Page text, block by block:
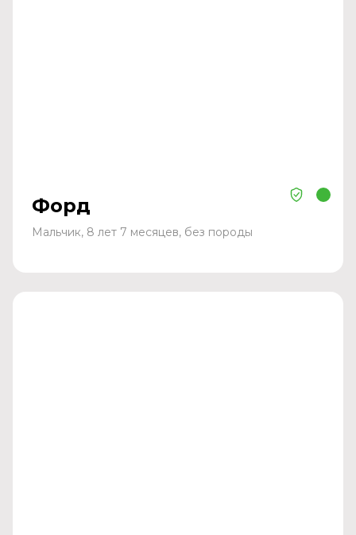
Форд
Мальчик, 8 лет 7 месяцев, без породы